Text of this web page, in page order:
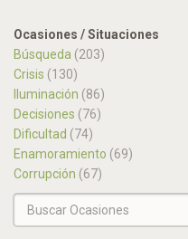
Ocasiones / Situaciones
Búsqueda (203)
Crisis (130)
Iluminación (86)
Decisiones (76)
Dificultad (74)
Enamoramiento (69)
Corrupción (67)